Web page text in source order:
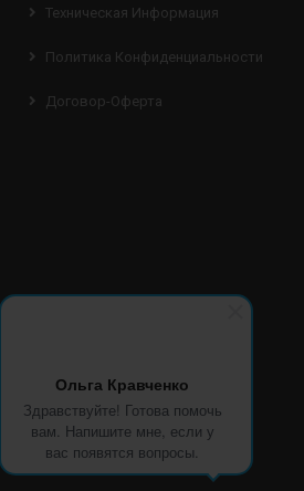
Ольга Кравченко
Здравствуйте! Готова помочь
вам. Напишите мне, если у
вас появятся вопросы.
Техническая Информация
Политика Конфиденциальности
Договор-Оферта